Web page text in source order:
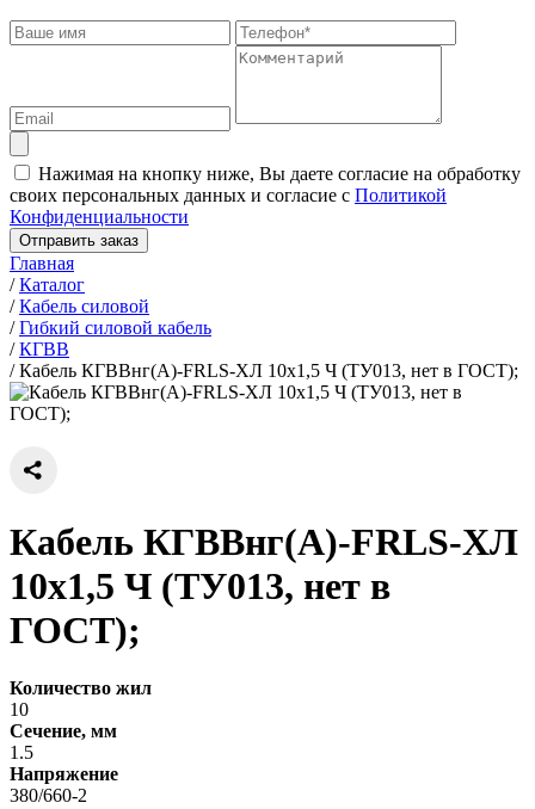
Нажимая на кнопку ниже, Вы даете согласие на обработку
своих персональных данных и согласие с Политикой
Конфиденциальности
Отправить заказ
Главная
/Каталог
/Кабель силовой
/Гибкий силовой кабель
/КГВВ
/Кабель КГВВнг(А)-FRLS-ХЛ 10х1,5 Ч (ТУ013, нет в ГОСТ);
Кабель КГВВнг(А)-FRLS-ХЛ
10х1,5 Ч (ТУ013, нет в
ГОСТ);
Количество жил
10
Сечение, мм
1.5
Напряжение
380/660-2